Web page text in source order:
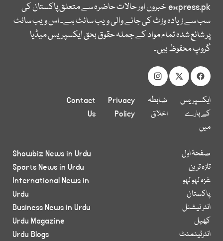
express.pkخبروں اور حالات حاضرہ سے متعلق پاکستان کی
سب سے زیادہ وزٹ کی جانے والی ویب سائٹ ہے۔ اس ویب سائٹ
پر شائع شدہ تمام مواد کے جملہ حقوق بحق ایکسپریس میڈیا
گروپ محفوظ ہیں۔
ایکسپریس
کے بارے
میں
ضابطہ
اخلاق
Privacy
Policy
Contact
Us
صفحۂ اول
تازہ ترین
غزہ لہو لہو
پاکستان
انٹر نیشنل
کھیل
انٹرٹینمنٹ
Showbiz News in Urdu
Sports News in Urdu
International News in
Urdu
Business News in Urdu
Urdu Magazine
Urdu Blogs